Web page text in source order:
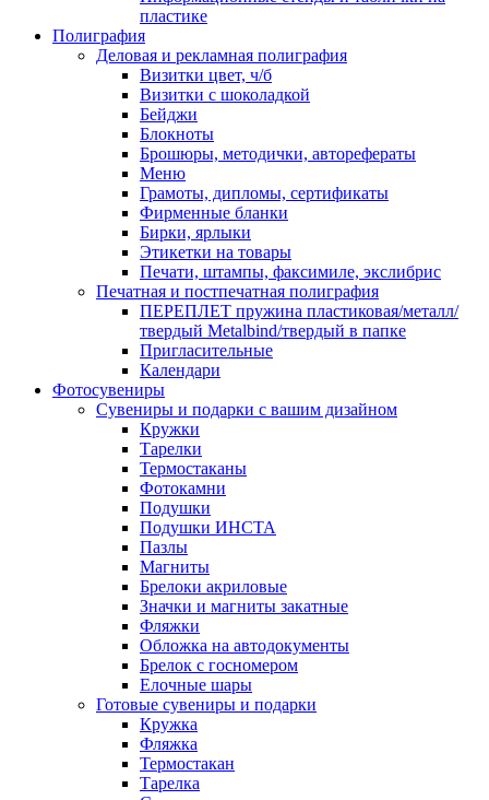
пластике
Полиграфия
Деловая и рекламная полиграфия
Визитки цвет, ч/б
Визитки с шоколадкой
Бейджи
Блокноты
Брошюры, методички, авторефераты
Меню
Грамоты, дипломы, сертификаты
Фирменные бланки
Бирки, ярлыки
Этикетки на товары
Печати, штампы, факсимиле, экслибрис
Печатная и постпечатная полиграфия
ПЕРЕПЛЕТ пружина пластиковая/металл/
твердый Metalbind/твердый в папке
Пригласительные
Календари
Фотосувениры
Сувениры и подарки с вашим дизайном
Кружки
Тарелки
Термостаканы
Фотокамни
Подушки
Подушки ИНСТА
Пазлы
Магниты
Брелоки акриловые
Значки и магниты закатные
Фляжки
Обложка на автодокументы
Брелок с госномером
Елочные шары
Готовые сувениры и подарки
Кружка
Фляжка
Термостакан
Тарелка